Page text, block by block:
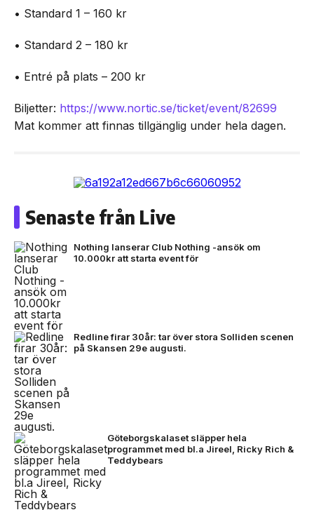
• Standard 1 – 160 kr
• Standard 2 – 180 kr
• Entré på plats – 200 kr
Biljetter: https://www.nortic.se/ticket/event/82699
Mat kommer att finnas tillgänglig under hela dagen.
Senaste från Live
Nothing lanserar Club Nothing -ansök om
10.000kr att starta event för
Redline firar 30år: tar över stora Solliden scenen
på Skansen 29e augusti.
Göteborgskalaset släpper hela
programmet med bl.a Jireel, Ricky Rich &
Teddybears